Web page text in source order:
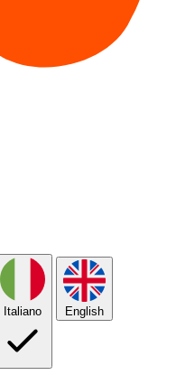
Italiano English